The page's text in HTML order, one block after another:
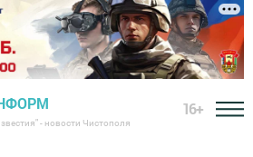
- новости Чистополя
16+